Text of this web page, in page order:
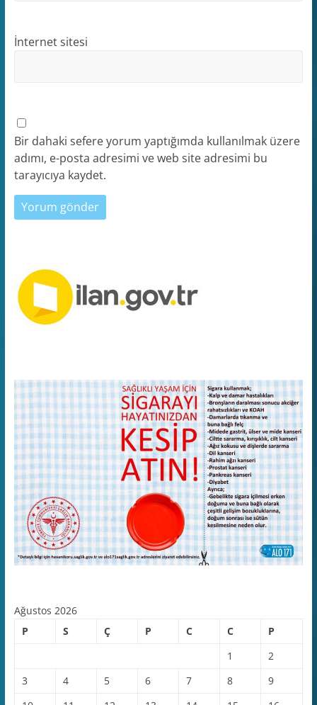
İnternet sitesi
Bir dahaki sefere yorum yaptığımda kullanılmak üzere
adımı, e-posta adresimi ve web site adresimi bu
tarayıcıya kaydet.
Ağustos 2026
P
S Ç P C C
P
1
2
3
4 5 6 7 8
9